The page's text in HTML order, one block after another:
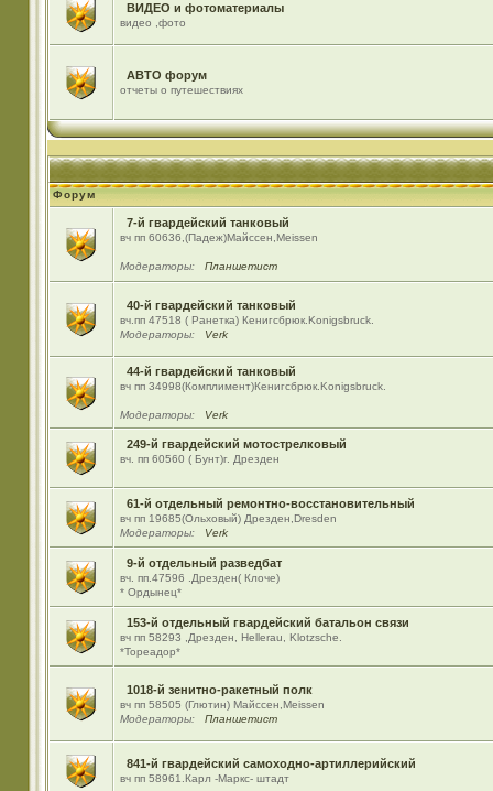
ВИДЕО и фотоматериалы
видео ,фото
АВТО форум
отчеты о путешествиях
Форум
7-й гвардейский танковый
вч пп 60636,(Падеж)Майсcен,Meissen
Модераторы: Планшетист
40-й гвардейский танковый
вч.пп 47518 ( Ранетка) Кенигсбрюк.Konigsbruck.
Модераторы:
Verk
44-й гвардейский танковый
вч пп 34998(Комплимент)Кенигсбрюк.Konigsbruck.
Модераторы: Verk
249-й гвардейский мотострелковый
вч. пп 60560 ( Бунт)г. Дрезден
61-й отдельный ремонтно-восстановительный
вч пп 19685(Ольховый) Дрезден,Dresden
Модераторы:
Verk
9-й отдельный разведбат
вч. пп.47596 .Дрезден( Клоче)
* Ордынец*
153-й отдельный гвардейский батальон связи
вч пп 58293 ,Дрезден, Hellerau, Klotzsche.
*Тореадор*
1018-й зенитно-ракетный полк
вч пп 58505 (Глютин) Майсcен,Meissen
Модераторы:
Планшетист
841-й гвардейский самоходно-артиллерийский
вч пп 58961.Карл -Маркс- штадт